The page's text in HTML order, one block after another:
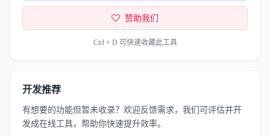
赞助我们
Ctrl + D 可快速收藏此工具
开发推荐
有想要的功能但暂未收录？欢迎反馈需求，我们可评估并开
发成在线工具，帮助你快速提升效率。